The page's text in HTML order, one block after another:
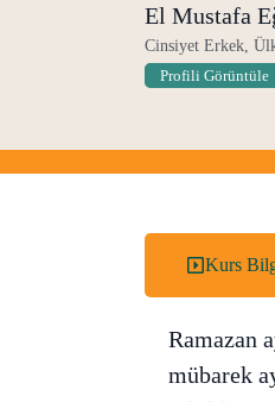
El Mustafa
Cinsiyet Erkek,
Profili Görüntüle
Kurs
Ramazan
mübarek